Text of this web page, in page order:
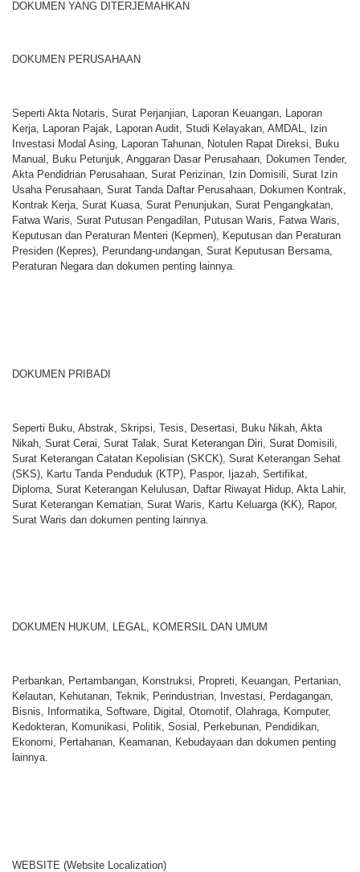
DOKUMEN YANG DITERJEMAHKAN
DOKUMEN PERUSAHAAN
Seperti Akta Notaris, Surat Perjanjian, Laporan Keuangan, Laporan
Kerja, Laporan Pajak, Laporan Audit, Studi Kelayakan, AMDAL, Izin
Investasi Modal Asing, Laporan Tahunan, Notulen Rapat Direksi, Buku
Manual, Buku Petunjuk, Anggaran Dasar Perusahaan, Dokumen Tender,
Akta Pendidrian Perusahaan, Surat Perizinan, Izin Domisili, Surat Izin
Usaha Perusahaan, Surat Tanda Daftar Perusahaan, Dokumen Kontrak,
Kontrak Kerja, Surat Kuasa, Surat Penunjukan, Surat Pengangkatan,
Fatwa Waris, Surat Putusan Pengadilan, Putusan Waris, Fatwa Waris,
Keputusan dan Peraturan Menteri (Kepmen), Keputusan dan Peraturan
Presiden (Kepres), Perundang-undangan, Surat Keputusan Bersama,
Peraturan Negara dan dokumen penting lainnya.
DOKUMEN PRIBADI
Seperti Buku, Abstrak, Skripsi, Tesis, Desertasi, Buku Nikah, Akta
Nikah, Surat Cerai, Surat Talak, Surat Keterangan Diri, Surat Domisili,
Surat Keterangan Catatan Kepolisian (SKCK), Surat Keterangan Sehat
(SKS), Kartu Tanda Penduduk (KTP), Paspor, Ijazah, Sertifikat,
Diploma, Surat Keterangan Kelulusan, Daftar Riwayat Hidup, Akta Lahir,
Surat Keterangan Kematian, Surat Waris, Kartu Keluarga (KK), Rapor,
Surat Waris dan dokumen penting lainnya.
DOKUMEN HUKUM, LEGAL, KOMERSIL DAN UMUM
Perbankan, Pertambangan, Konstruksi, Propreti, Keuangan, Pertanian,
Kelautan, Kehutanan, Teknik, Perindustrian, Investasi, Perdagangan,
Bisnis, Informatika, Software, Digital, Otomotif, Olahraga, Komputer,
Kedokteran, Komunikasi, Politik, Sosial, Perkebunan, Pendidikan,
Ekonomi, Pertahanan, Keamanan, Kebudayaan dan dokumen penting
lainnya.
WEBSITE (Website Localization)